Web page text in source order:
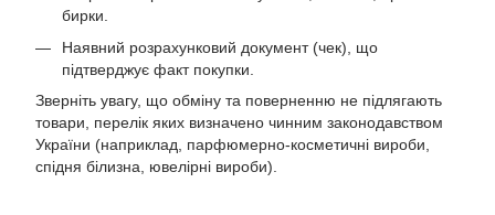
бирки.
Наявний розрахунковий документ (чек), що
підтверджує факт покупки.
Зверніть увагу, що обміну та поверненню не підлягають
товари, перелік яких визначено чинним законодавством
України (наприклад, парфюмерно-косметичні вироби,
спідня білизна, ювелірні вироби).